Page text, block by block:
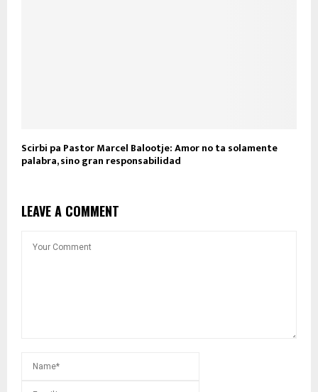
Scirbi pa Pastor Marcel Balootje: Amor no ta solamente
palabra, sino gran responsabilidad
LEAVE A COMMENT